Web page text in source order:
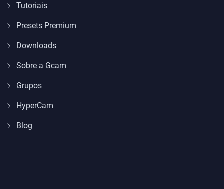
Tutoriais
Presets Premium
Downloads
Sobre a Gcam
Grupos
HyperCam
Blog